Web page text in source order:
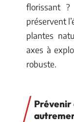
florissant
préservent
plantes
axes à
robuste.
Prévenir